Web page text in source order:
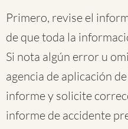
Primero, revise el
de que toda la
Si nota algún error u
agencia de aplicación
informe y solicite
informe de accidente